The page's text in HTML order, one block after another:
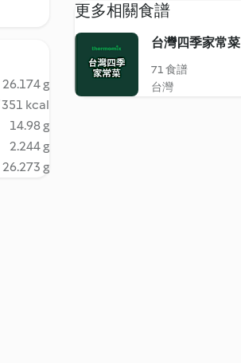
26.174 g
kcal
14.98 g
2.244 g
26.273 g
更多相關食譜
台灣四季家常菜
71 食譜
台灣